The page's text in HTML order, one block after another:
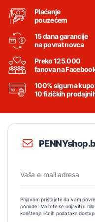
Plaćanje
pouzećem
15 dana garancije
na povrat novca
Preko 125.000
fanova na
100% sigurna
10 fizičkih
Prijavom pristajete da vam
ponude. Možete se odjaviti u
korištenja ličnih podataka